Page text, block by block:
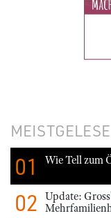
01 Wie Tell zum
02 Update: